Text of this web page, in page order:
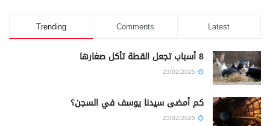
Trending Comments Latest
8 أسباب تجعل القطة تأكل صغارها
كم أمضى سيدنا يوسف في السجن؟